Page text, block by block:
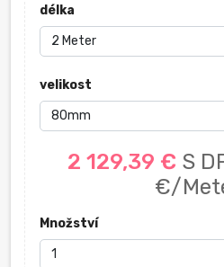
délka
velikost
2 129,39 € S
€/
Množství